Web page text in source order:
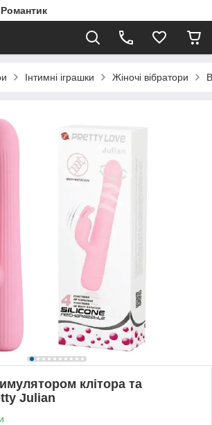
Романтик
Інтимні іграшки Жіночі вібратори
клітора та
Julian